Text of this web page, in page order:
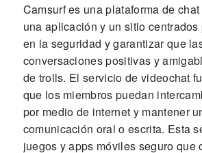
Camsurf es una plataforma de
una aplicación y un sitio
en la seguridad y garantizar que
conversaciones positivas y
de trolls. El servicio de videochat
que los miembros puedan
por medio de internet y mantener
comunicación oral o escrita. Esta
juegos y apps móviles seguro que